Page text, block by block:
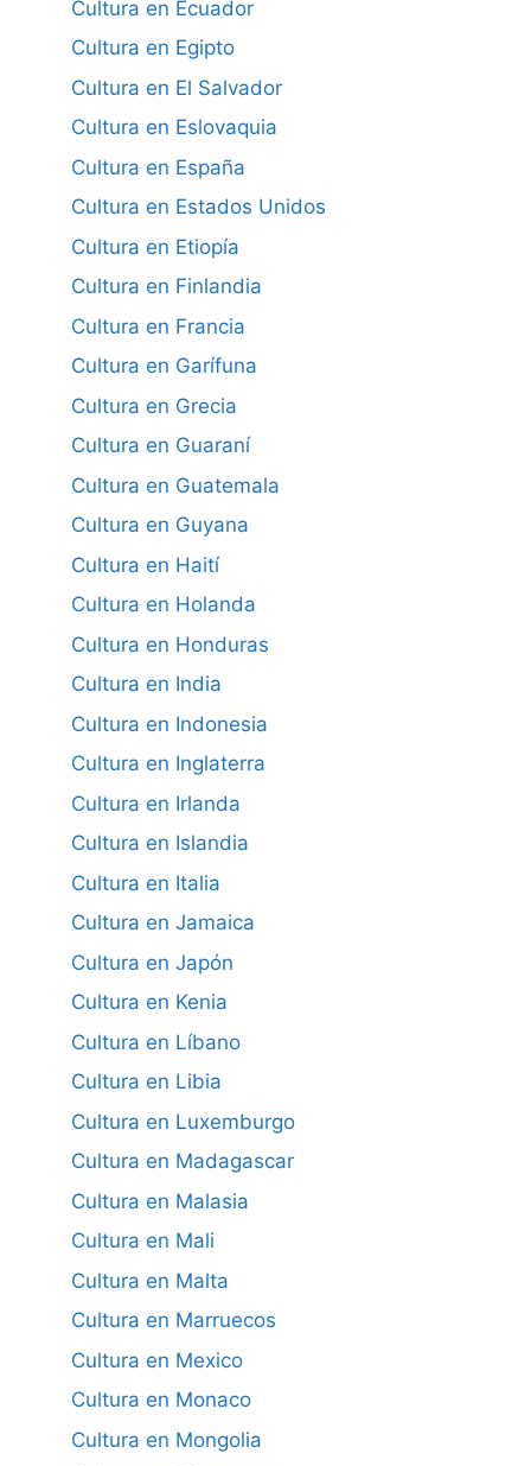
Cultura en Ecuador
Cultura en Egipto
Cultura en El Salvador
Cultura en Eslovaquia
Cultura en España
Cultura en Estados Unidos
Cultura en Etiopía
Cultura en Finlandia
Cultura en Francia
Cultura en Garífuna
Cultura en Grecia
Cultura en Guaraní
Cultura en Guatemala
Cultura en Guyana
Cultura en Haití
Cultura en Holanda
Cultura en Honduras
Cultura en India
Cultura en Indonesia
Cultura en Inglaterra
Cultura en Irlanda
Cultura en Islandia
Cultura en Italia
Cultura en Jamaica
Cultura en Japón
Cultura en Kenia
Cultura en Líbano
Cultura en Libia
Cultura en Luxemburgo
Cultura en Madagascar
Cultura en Malasia
Cultura en Mali
Cultura en Malta
Cultura en Marruecos
Cultura en Mexico
Cultura en Monaco
Cultura en Mongolia